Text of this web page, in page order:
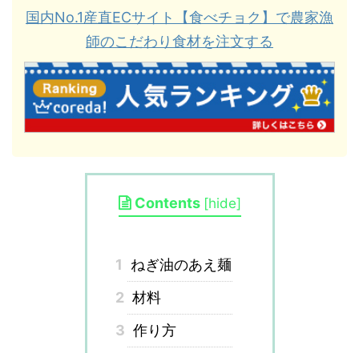
国内No.1産直ECサイト【食べチョク】で農家漁
師のこだわり食材を注文する
Contents [hide]
1
ねぎ油のあえ麺
2 材料
3 作り方